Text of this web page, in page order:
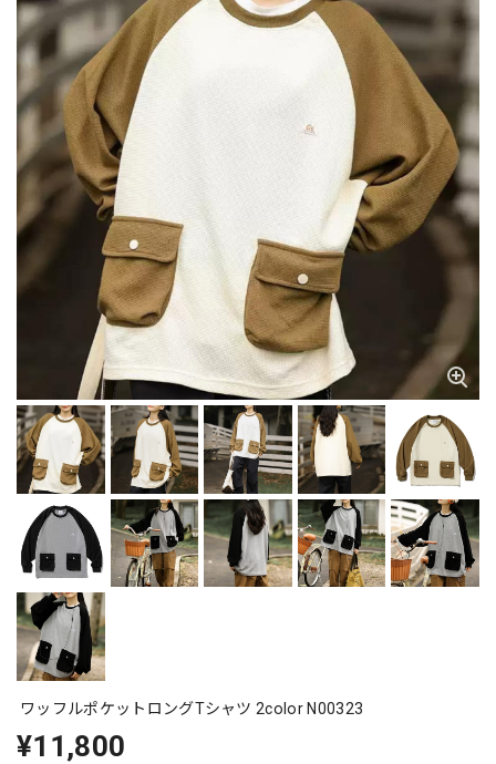
ワッフルポケットロングTシャツ 2color N00323
¥11,800